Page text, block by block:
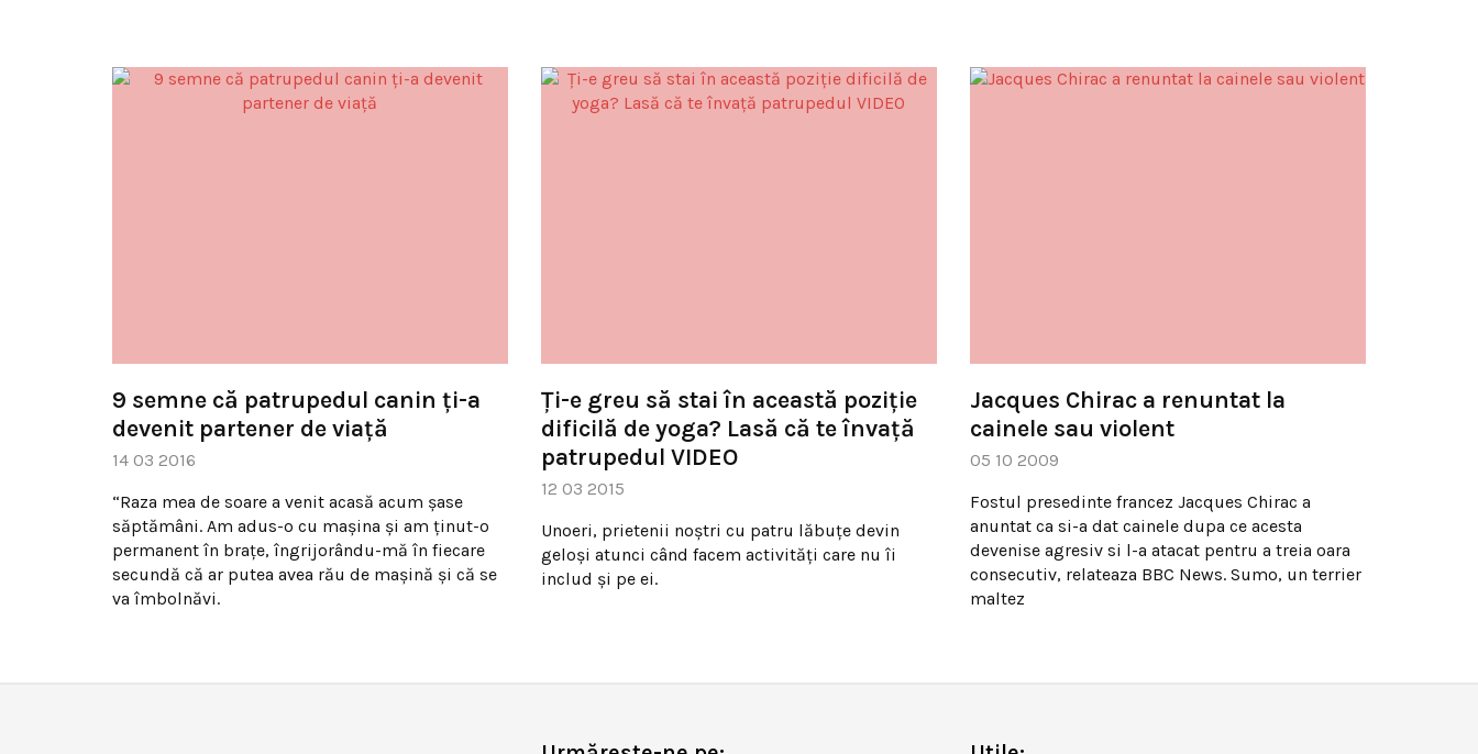
9 semne că patrupedul canin ţi-a
devenit partener de viaţă
14 03 2016
“Raza mea de soare a venit acasă acum şase
săptămâni. Am adus-o cu maşina şi am ţinut-o
permanent în braţe, îngrijorându-mă în fiecare
secundă că ar putea avea rău de maşină şi că se
va îmbolnăvi.
Ți-e greu să stai în această poziție
dificilă de yoga? Lasă că te învață
patrupedul VIDEO
12 03 2015
Unoeri, prietenii noștri cu patru lăbuțe devin
geloși atunci când facem activități care nu îi
includ și pe ei.
Jacques Chirac a renuntat la
cainele sau violent
05 10 2009
Fostul presedinte francez Jacques Chirac a
anuntat ca si-a dat cainele dupa ce acesta
devenise agresiv si l-a atacat pentru a treia oara
consecutiv, relateaza BBC News. Sumo, un terrier
maltez